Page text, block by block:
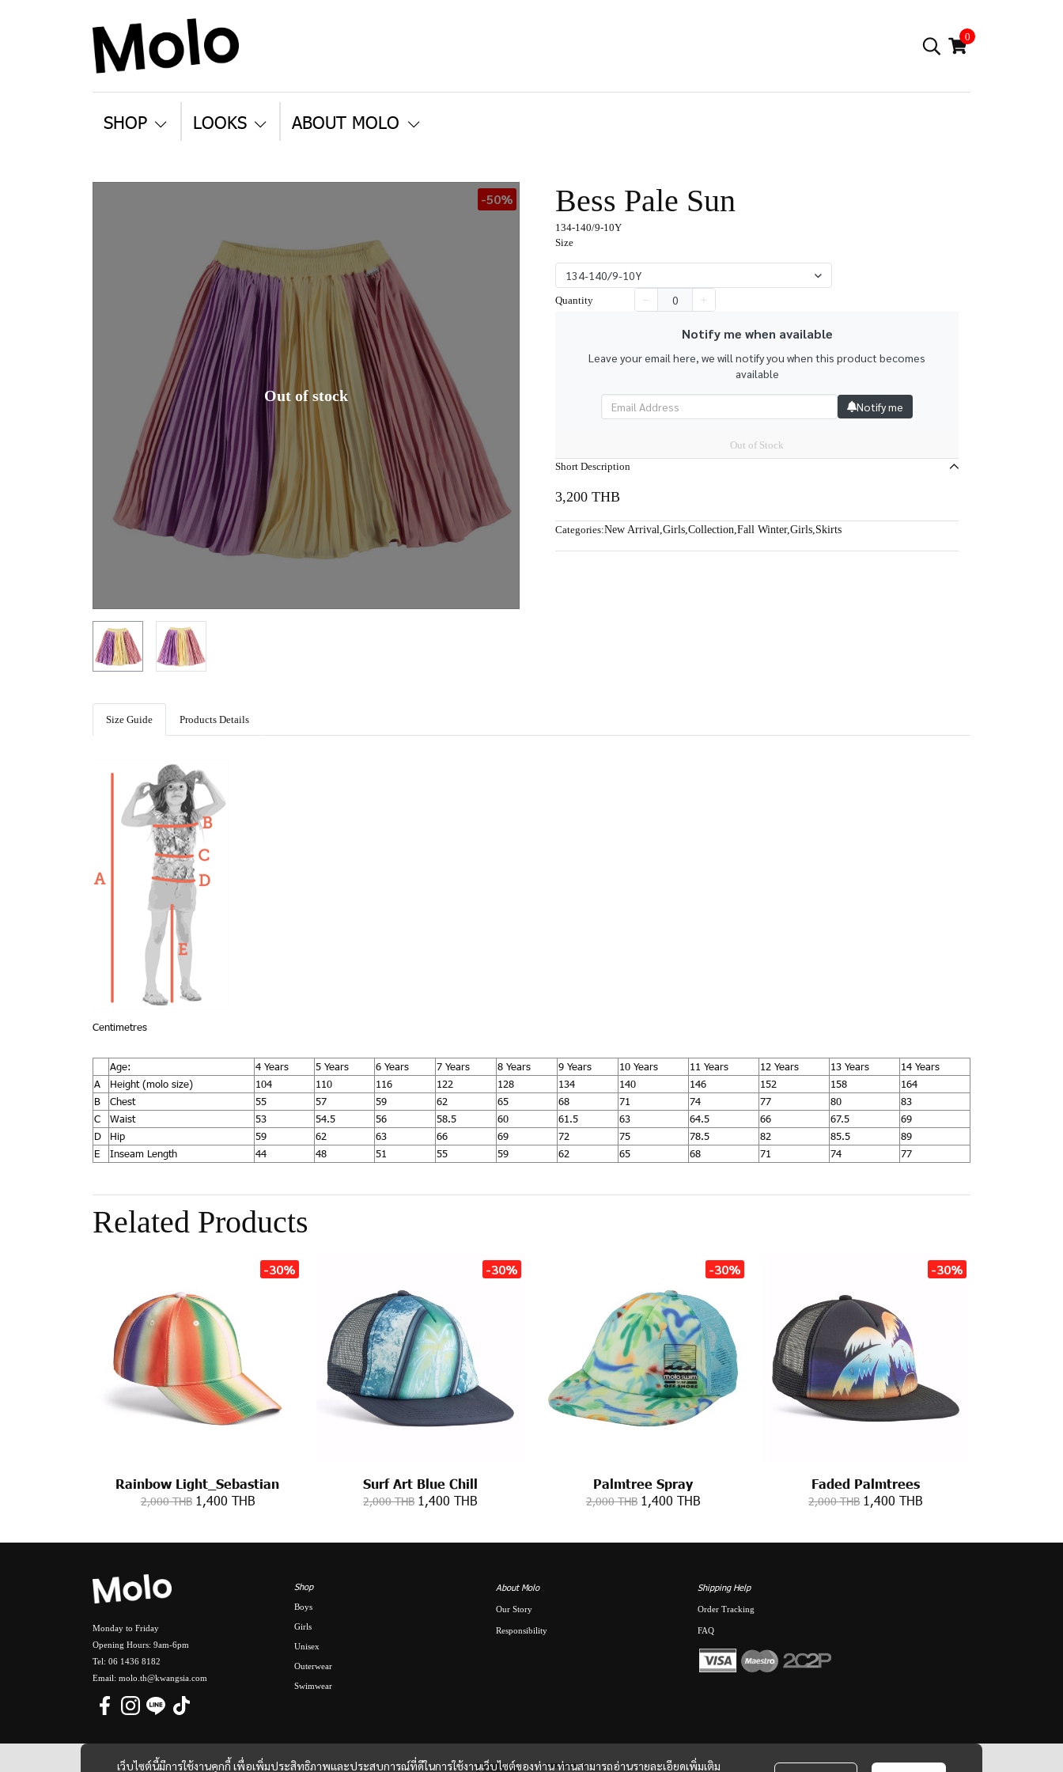
0
SHOP LOOKS ABOUT MOLO
-50%
Out of stock
Bess Pale Sun
134-140/9-10Y
Size
134-140/9-10Y
Quantity
Notify me when available
Leave your email here, we will notify you when this product becomes
available
Notify me
Out of Stock
Short Description
3,200 THB
Categories:New Arrival,Girls,Collection,Fall Winter,Girls,Skirts
Size Guide Products Details
Centimetres
Age: 4 Years 5 Years 6 Years 7 Years 8 Years 9 Years 10 Years 11 Years 12 Years 13 Years
14 Years
A
Height (molo size) 104 110 116 122 128 134 140 146 152 158
164
B
Chest 55 57 59 62 65 68 71 74 77 80
83
C
Waist 53 54.5 56 58.5 60 61.5 63 64.5 66 67.5
69
D
Hip 59 62 63 66 69 72 75 78.5 82 85.5
89
E
Inseam Length 44 48 51 55 59 62 65 68 71 74 77
Related Products
-30%
Rainbow Light_Sebastian
2,000 THB 1,400 THB
-30%
Surf Art Blue Chill
2,000 THB 1,400 THB
-30%
Palmtree Spray
2,000 THB 1,400 THB
-30%
Faded Palmtrees
2,000 THB 1,400 THB
เว็บไซต์นี้มีการใช้งานคุกกี้ เพื่อเพิ่มประสิทธิภาพและประสบการณ์ที่ดีในการใช้งานเว็บไซต์ของท่าน ท่านสามารถอ่านรายละเอียดเพิ่มเติม
Monday to Friday
Opening Hours: 9am-6pm
Tel: 06 1436 8182
Email: molo.th@kwangsia.com
Shop
Boys
Girls
Unisex
Outerwear
Swimwear
About Molo
Our Story
Responsibility
Shipping Help
Order Tracking
FAQ